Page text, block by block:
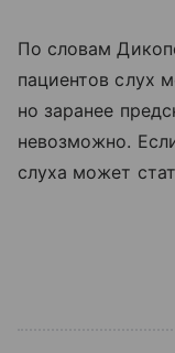
По словам
пациентов слух
но заранее
невозможно.
слуха может